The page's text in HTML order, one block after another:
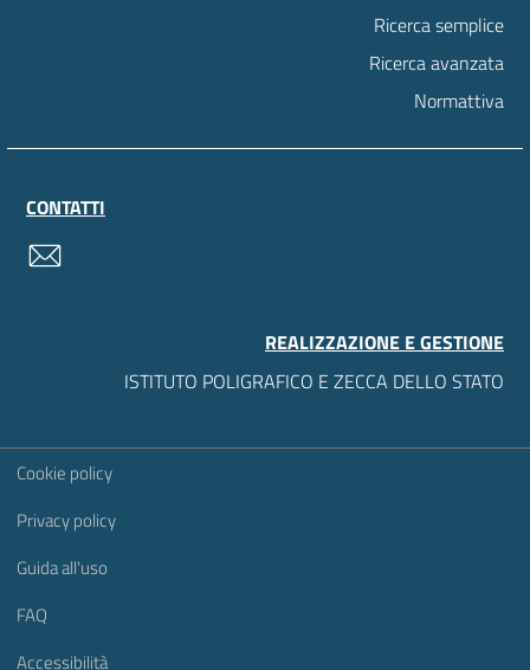
Ricerca semplice
Ricerca avanzata
Normattiva
CONTATTI
REALIZZAZIONE E GESTIONE
ISTITUTO POLIGRAFICO E ZECCA DELLO STATO
Sezione Link Utili
Cookie policy
Privacy policy
Guida all'uso
FAQ
Accessibilità